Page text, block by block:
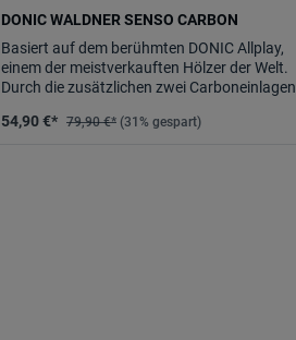
DONIC WALDNER SENSO CARBON
Basiert auf dem berühmten DONIC Allplay,
einem der meistverkauften Hölzer der Welt.
Durch die zusätzlichen zwei Carboneinlagen
54,90 €* 79,90 €* (31% gespart)